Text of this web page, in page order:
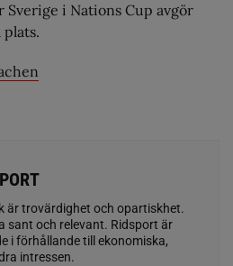
Sverige i Nations Cup avgör
är trovärdighet och opartiskhet.
sant och relevant. Ridsport är
i förhållande till ekonomiska,
intressen.